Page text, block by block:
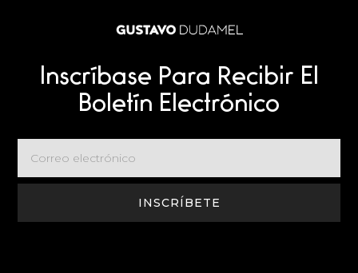
Inscríbase Para Recibir El
Boletín Electrónico